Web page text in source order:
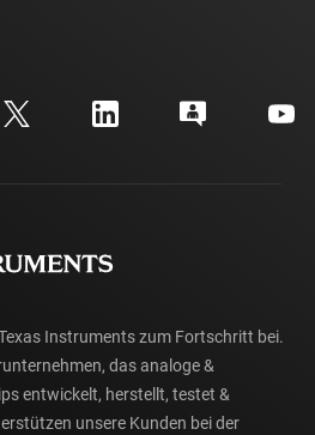
Bestellungen
Instruments zum Fortschritt bei.
das analoge &
entwickelt, herstellt, testet &
unsere Kunden bei der